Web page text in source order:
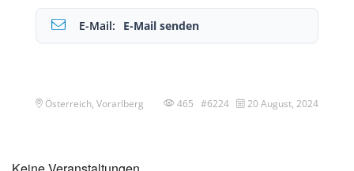
E-Mail: E-Mail senden
Österreich, Vorarlberg 465 #6224 20 August, 2024